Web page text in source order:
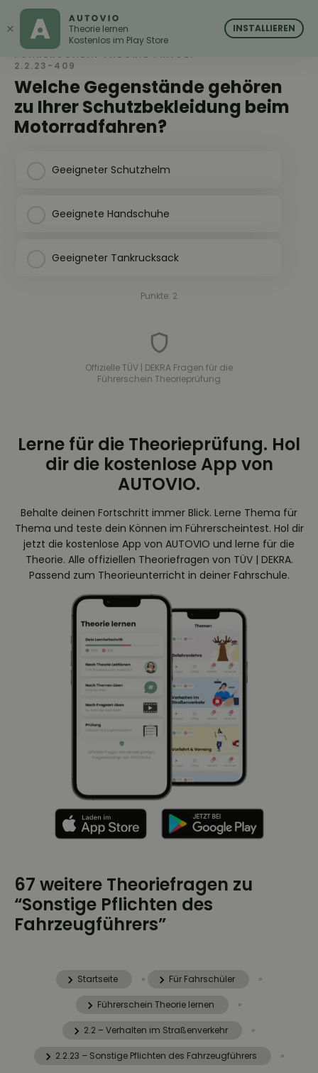
AUTOVIO
Welche Gegenstände gehören
zu Ihrer Schutzbekleidung beim
Motorradfahren?
FÜHRERSCHEIN THEORIE FRAGE:
2.2.23-409
Geeigneter Schutzhelm
Geeignete Handschuhe
Geeigneter Tankrucksack
Punkte: 2
Offizielle TÜV | DEKRA Fragen für die
Führerschein Theorieprüfung
Lerne für die Theorieprüfung. Hol
dir die kostenlose App von
AUTOVIO.
Behalte deinen Fortschritt immer Blick. Lerne Thema für
Thema und teste dein Können im Führerscheintest. Hol dir
jetzt die kostenlose App von AUTOVIO und lerne für die
Theorie. Alle offiziellen Theoriefragen von TÜV | DEKRA.
Passend zum Theorieunterricht in deiner Fahrschule.
67 weitere Theoriefragen zu
“Sonstige Pflichten des
Fahrzeugführers”
Startseite » Für Fahrschüler »
Führerschein Theorie lernen »
2.2 – Verhalten im Straßenverkehr »
2.2.23 – Sonstige Pflichten des Fahrzeugführers »
× AUTOVIO
Theorie lernen
Kostenlos im Play Store
INSTALLIEREN